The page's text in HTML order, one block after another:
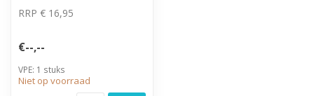
RRP € 16,95
€--,--
VPE: 1 stuks
Niet op voorraad